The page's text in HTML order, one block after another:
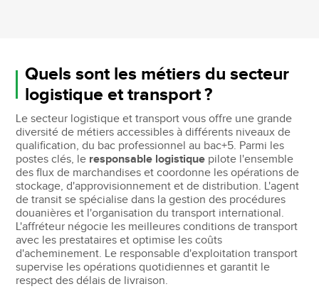
Quels sont les métiers du secteur
logistique et transport ?
Le secteur logistique et transport vous offre une grande
diversité de métiers accessibles à différents niveaux de
qualification, du bac professionnel au bac+5. Parmi les
postes clés, le responsable logistique pilote l'ensemble
des flux de marchandises et coordonne les opérations de
stockage, d'approvisionnement et de distribution. L'agent
de transit se spécialise dans la gestion des procédures
douanières et l'organisation du transport international.
L'affréteur négocie les meilleures conditions de transport
avec les prestataires et optimise les coûts
d'acheminement. Le responsable d'exploitation transport
supervise les opérations quotidiennes et garantit le
respect des délais de livraison.